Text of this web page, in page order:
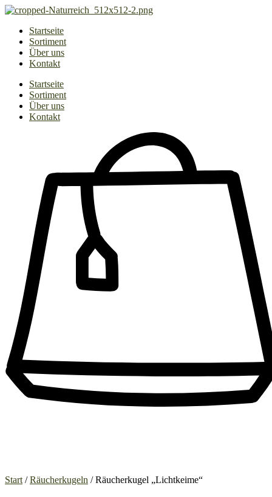
Zum
springenStartseite
Sortiment
Über uns
Kontakt
Startseite
Sortiment
Über uns
Kontakt
Start /Räucherkugeln / Räucherkugel „Lichtkeime“